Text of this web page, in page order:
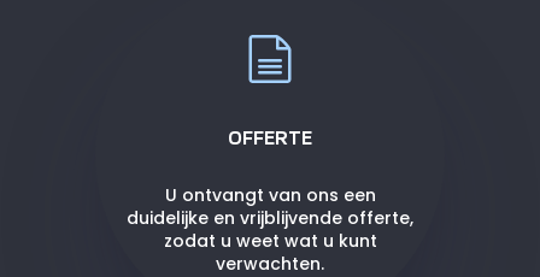
OFFERTE
U ontvangt van ons een
duidelijke en vrijblijvende offerte,
zodat u weet wat u kunt
verwachten.